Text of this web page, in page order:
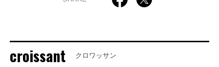
croissant クロワッサン